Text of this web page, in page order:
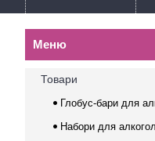
Товари
Глобус-бари для
Набори для